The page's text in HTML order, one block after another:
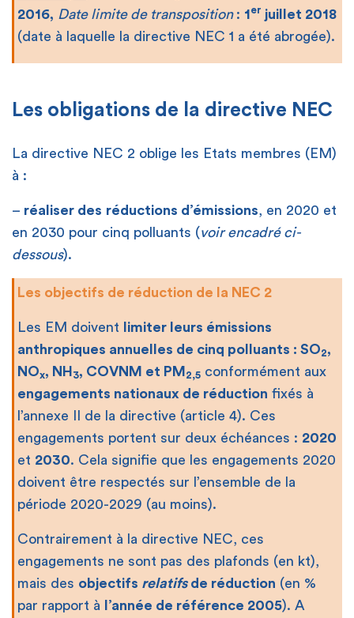
2016, Date limite de transposition : 1er juillet 2018
(date à laquelle la directive NEC 1 a été abrogée).
Les obligations de la directive NEC
La directive NEC 2 oblige les Etats membres (EM)
à :
– réaliser des réductions d’émissions, en 2020 et
en 2030 pour cinq polluants (voir encadré ci-
dessous).
Les objectifs de réduction de la NEC 2
Les EM doivent
limiter leurs émissions
anthropiques annuelles de cinq polluants : SO2,
NOx, NH 3, COVNM et PM 2,5 conformément aux
engagements nationaux de réduction fixés à
l’annexe II de la directive (article 4). Ces
engagements portent sur deux échéances : 2020
et 2030. Cela signifie que les engagements 2020
doivent être respectés sur l’ensemble de la
période 2020-2029 (au moins).
Contrairement à la directive NEC, ces
engagements ne sont pas des plafonds (en kt),
mais des objectifs relatifsde réduction (en %
par rapport à
l’année de référence 2005). A